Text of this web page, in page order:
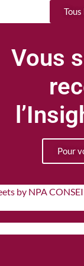
Vous
Pour
by NPA